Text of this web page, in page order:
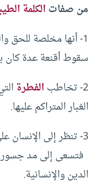
من صفاتالكلمة
1- أنها مخلصة للحق
سقوط أقنعة عدة كان
2- تخاطب
الفطرة
الغبار المتراكم عليها.
3- تنظر إلى الإنسان
فتسعى إلى مد جسور
الدين والإنسانية.